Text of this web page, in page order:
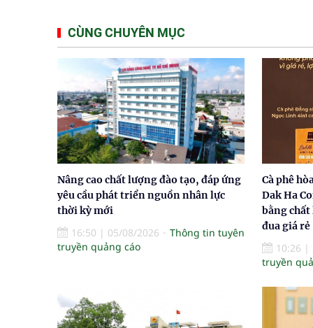
CÙNG CHUYÊN MỤC
Nâng cao chất lượng đào tạo, đáp ứng
yêu cầu phát triển nguồn nhân lực
thời kỳ mới
16:50 | 05/08/2026
Thông tin tuyên
truyền quảng cáo
Cà phê
Dak Ha
bằng
đua giá rẻ
10:26 |
truyền